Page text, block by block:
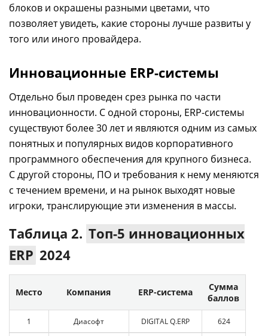
блоков и окрашены разными цветами, что
позволяет увидеть, какие стороны лучше развиты у
того или иного провайдера.
Инновационные ERP-системы
Отдельно был проведен срез рынка по части
инновационности. С одной стороны, ERP-системы
существуют более 30 лет и являются одним из самых
понятных и популярных видов корпоративного
программного обеспечения для крупного бизнеса.
С другой стороны, ПО и требования к нему меняются
с течением времени, и на рынок выходят новые
игроки, транслирующие эти изменения в массы.
Таблица 2. Топ-5 инновационных
ERP 2024
Место Компания ERP-система
Сумма
баллов
1 Диасофт DIGITAL Q.ERP 624